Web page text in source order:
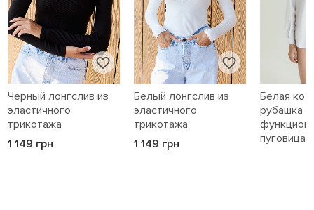
Черный лонгслив из
эластичного
трикотажа
1 149 грн
Белый лонгслив из
эластичного
трикотажа
1 149 грн
Белая
рубашка с